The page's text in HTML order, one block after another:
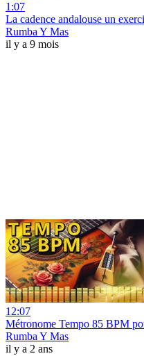
1:07
La cadence andalouse un
Rumba Y Mas
il y a 9 mois
12:07
Métronome Tempo 85 BPM
Rumba Y Mas
il y a 2 ans